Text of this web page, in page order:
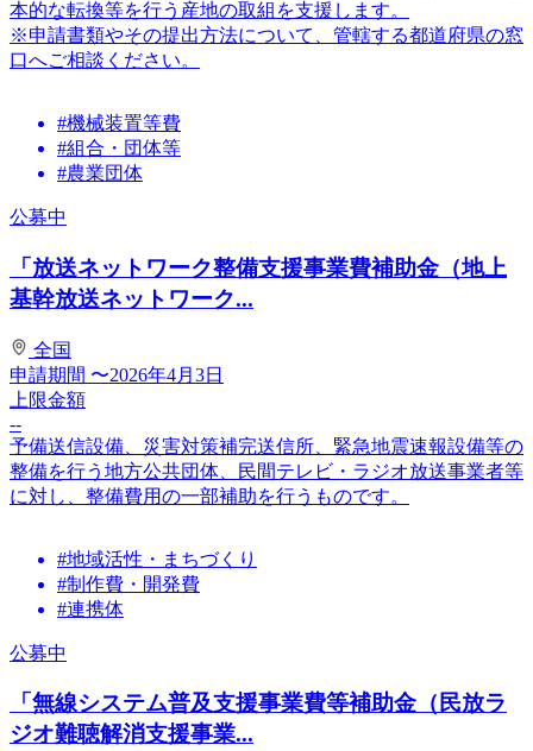
本的な転換等を行う産地の取組を支援します。
※申請書類やその提出方法について、管轄する都道府県の窓
口へご相談ください。
#機械装置等費
#組合・団体等
#農業団体
公募中
「放送ネットワーク整備支援事業費補助金（地上
基幹放送ネットワーク...
全国
申請期間 〜2026年4月3日
上限金額
--
予備送信設備、災害対策補完送信所、緊急地震速報設備等の
整備を行う地方公共団体、民間テレビ・ラジオ放送事業者等
に対し、整備費用の一部補助を行うものです。
#地域活性・まちづくり
#制作費・開発費
#連携体
公募中
「無線システム普及支援事業費等補助金（民放ラ
ジオ難聴解消支援事業...